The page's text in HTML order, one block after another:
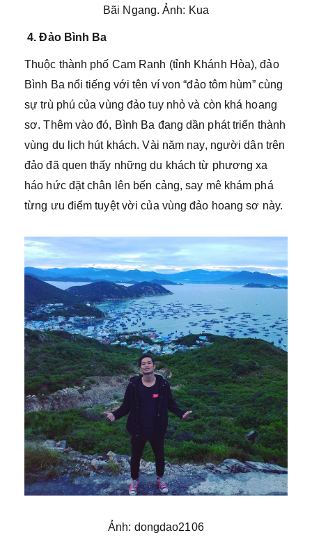
Bãi Ngang. Ảnh: Kua
4. Đảo Bình Ba
Thuộc thành phố Cam Ranh (tỉnh Khánh Hòa), đảo
Bình Ba nổi tiếng với tên ví von “đảo tôm hùm” cùng
sự trù phú của vùng đảo tuy nhỏ và còn khá hoang
sơ. Thêm vào đó, Bình Ba đang dần phát triển thành
vùng du lịch hút khách. Vài năm nay, người dân trên
đảo đã quen thấy những du khách từ phương xa
háo hức đặt chân lên bến cảng, say mê khám phá
từng ưu điểm tuyệt vời của vùng đảo hoang sơ này.
Ảnh: dongdao2106